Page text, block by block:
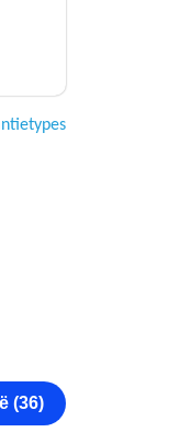
(36)